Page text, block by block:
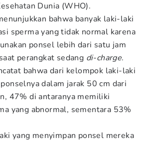
Dunia (WHO).
bahwa banyak laki-laki
sperma yang tidak normal karena
ponsel lebih dari satu jam
perangkat sedang di-charge.
bahwa dari kelompok laki-laki
dalam jarak 50 cm dari
47% di antaranya memiliki
yang abnormal, sementara 53%
yang menyimpan ponsel mereka